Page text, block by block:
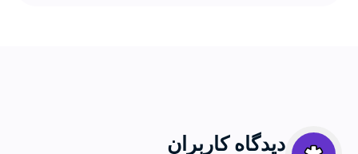
دیدگاه کاربران